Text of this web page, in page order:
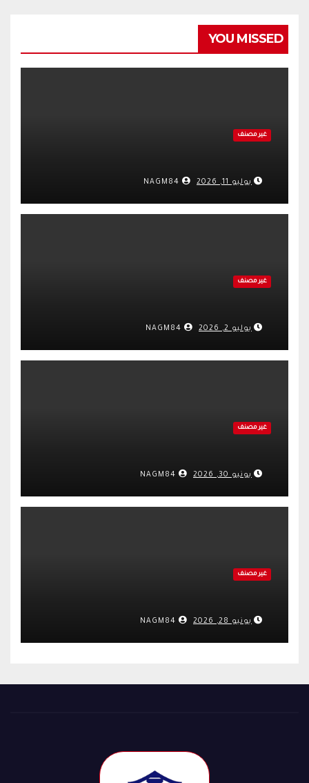
YOU MISSED
غير مصنف
يوليو 11, 2026
غير مصنف
يوليو 2, 2026
غير مصنف
يونيو 30, 2026
غير مصنف
يونيو 28, 2026